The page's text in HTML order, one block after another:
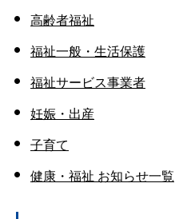
高齢者福祉
福祉一般・生活保護
福祉サービス事業者
妊娠・出産
子育て
健康・福祉 お知らせ一覧